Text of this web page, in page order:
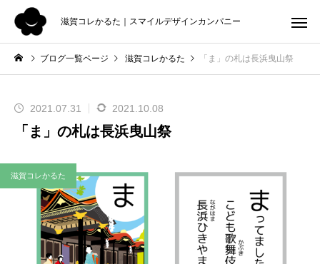
滋賀コレかるた｜スマイルデザインカンパニー
ブログ一覧ページ 滋賀コレかるた 「ま」の札は長浜曳山祭
2021.07.31 2021.10.08
「ま」の札は長浜曳山祭
滋賀コレかるた